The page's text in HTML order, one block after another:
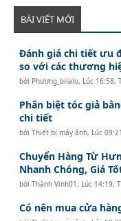
BÀI VIẾT MỚI
Đánh giá chi tiết ưu
so với các thương
bởi Phương_bilalo, Lúc 16:58,
Phân biệt tóc giả
chi tiết
bởiThiết bị máy ảnh, Lúc
Chuyển Hàng Từ
Nhanh Chóng, Giá
bởiThành Vinh01 , Lúc 14:19,
Có nên mua cửa